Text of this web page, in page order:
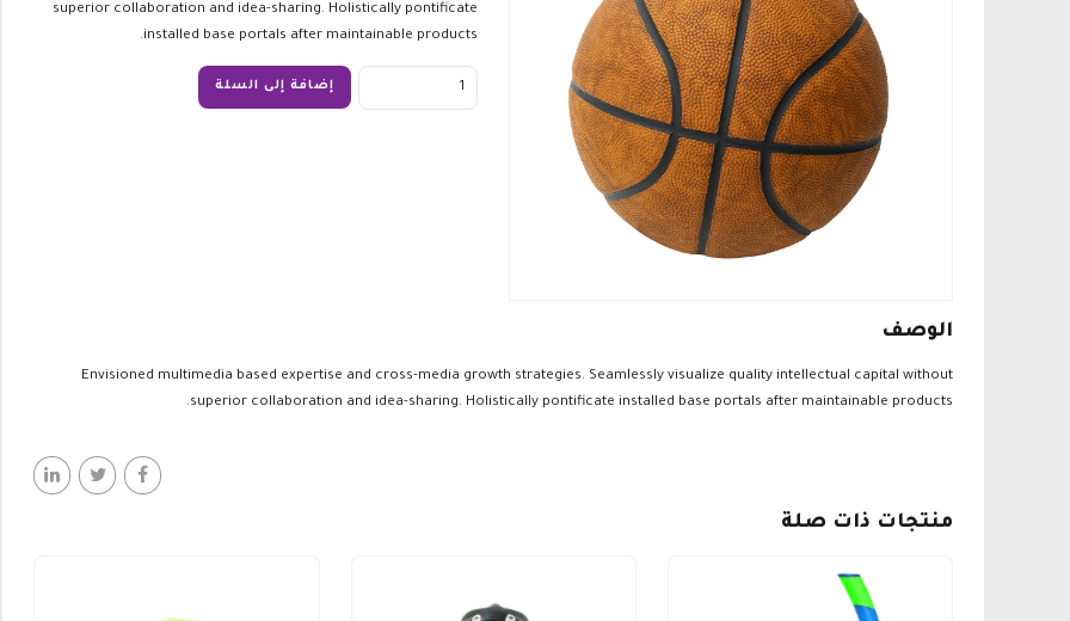
superior collaboration and idea-sharing. Holistically pontificate
installed base portals after maintainable products.
Quantity
إضافة إلى السلة
الوصف
Envisioned multimedia based expertise and cross-media growth strategies. Seamlessly visualize quality intellectual capital without
superior collaboration and idea-sharing. Holistically pontificate installed base portals after maintainable products.
منتجات ذات صلة